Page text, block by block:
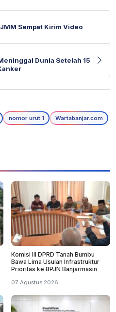
Sempat Kirim Video
Dunia Setelah 15
nomor urut 1
Wartabanjar.com
Komisi III DPRD Tanah Bumbu
Bawa Lima Usulan Infrastruktur
Prioritas ke BPJN Banjarmasin
07 Agustus 2026